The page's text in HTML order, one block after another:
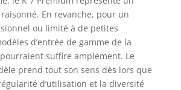
En revanche, pour un
ou limité à de petites
d’entrée de gamme de la
suffire amplement. Le
prend tout son sens dès lors que
d’utilisation et la diversité